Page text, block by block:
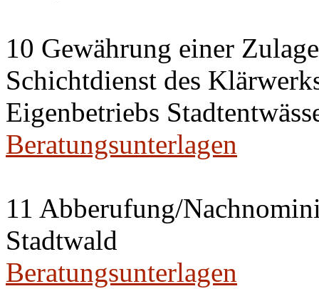
10 Gewährung einer
Schichtdienst des
Eigenbetriebs
Beratungsunterlagen
11 Abberufung/
Stadtwald
Beratungsunterlagen